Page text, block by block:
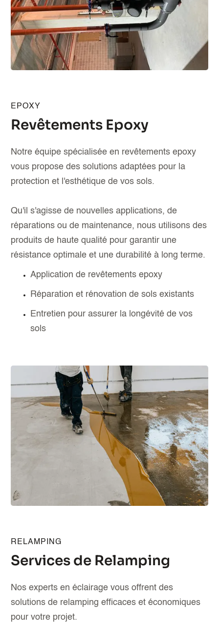
EPOXY
Revêtements Epoxy
Notre équipe spécialisée en revêtements epoxy
vous propose des solutions adaptées pour la
protection et l'esthétique de vos sols.
Qu'il s'agisse de nouvelles applications, de
réparations ou de maintenance, nous utilisons des
produits de haute qualité pour garantir une
résistance optimale et une durabilité à long terme.
Application de revêtements epoxy
Réparation et rénovation de sols existants
Entretien pour assurer la longévité de vos
sols
RELAMPING
Services de Relamping
Nos experts en éclairage vous offrent des
solutions de relamping efficaces et économiques
pour votre projet.